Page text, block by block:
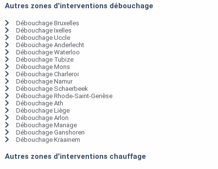
Autres zones d'interventions débouchage
Débouchage Bruxelles
Débouchage Ixelles
Débouchage Uccle
Débouchage Anderlecht
Débouchage Waterloo
Débouchage Tubize
Débouchage Mons
Débouchage Charleroi
Débouchage Namur
Débouchage Schaerbeek
Débouchage Rhode-Saint-Genèse
Débouchage Ath
Débouchage Liège
Débouchage Arlon
Débouchage Manage
Débouchage Ganshoren
Débouchage Kraainem
Autres zones d'interventions chauffage